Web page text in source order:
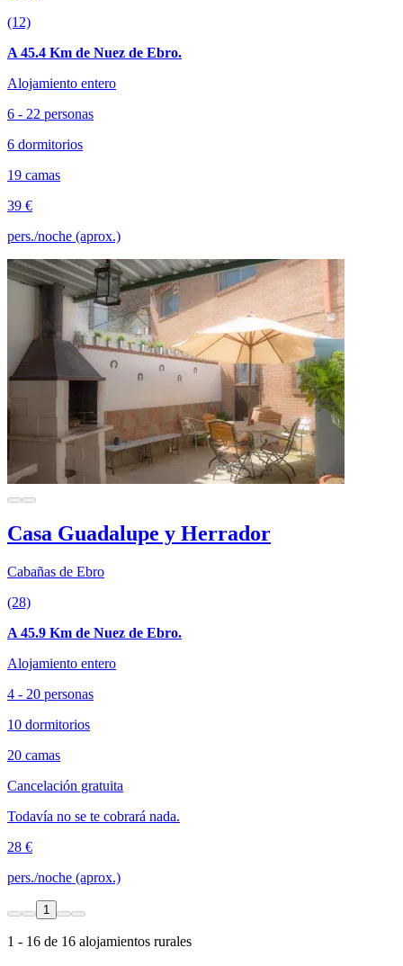
(12)
A 45.4 Km de Nuez de Ebro.
Alojamiento entero
6 - 22 personas
6 dormitorios
19 camas
39 €
pers./noche (aprox.)
Casa Guadalupe y Herrador
Cabañas de Ebro
(28)
A 45.9 Km de Nuez de Ebro.
Alojamiento entero
4 - 20 personas
10 dormitorios
20 camas
Cancelación gratuita
Todavía no se te cobrará nada.
28 €
pers./noche (aprox.)
1
1 - 16 de 16 alojamientos rurales